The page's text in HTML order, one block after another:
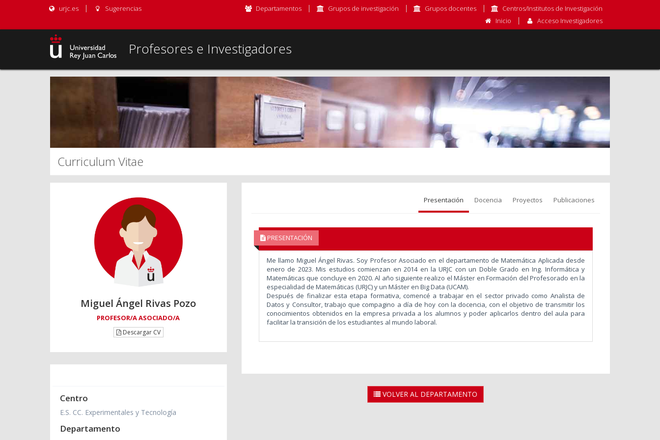
urjc.es Sugerencias Departamentos Grupos de investigación Grupos docentes
Centros/Institutos de Investigación
Inicio
Acceso Investigadores
Profesores e Investigadores
Curriculum Vitae
Miguel Ángel Rivas Pozo
PROFESOR/A ASOCIADO/A
Descargar CV
Centro
E.S. CC. Experimentales y Tecnología
Departamento
Presentación Docencia Proyectos Publicaciones
PRESENTACIÓN
Me llamo Miguel Ángel Rivas. Soy Profesor Asociado en el departamento deMatemática Aplicada desde
enero de 2023. Mis estudios comienzan en 2014 en la URJC con un Doble Grado en Ing. Informática y
Matemáticas que concluye en 2020. Al año siguiente realizo el Máster en Formación del Profesorado en la
especialidad de Matemáticas (URJC) y un Máster en Big Data (UCAM).
Después de finalizar esta etapa formativa, comencé a trabajar en el sector privado como Analista de
Datos y Consultor, trabajo que compagino a día de hoy con la docencia, con el objetivo de transmitir los
conocimientos obtenidos en la empresa privada a los alumnos y poder aplicarlos dentro del aula para
facilitar la transición de los estudiantes al mundo laboral.
VOLVER AL DEPARTAMENTO